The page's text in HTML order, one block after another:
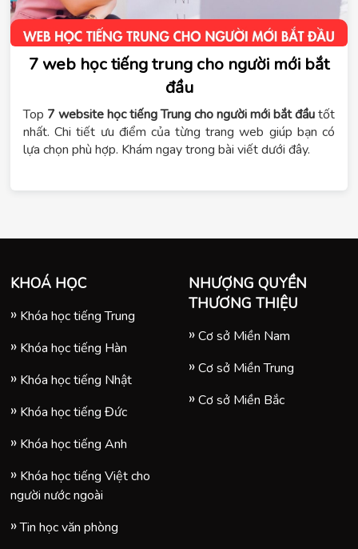
7 web học tiếng trung cho người mới bắt
đầu
Top 7 website học tiếng Trung cho người mới bắt đầutốt
nhất. Chi tiết ưu điểm của từng trang web giúp bạn có
lựa chọn phù hợp. Khám ngay trong bài viết dưới đây.
KHOÁ HỌC
Khóa học tiếng Trung
Khóa học tiếng Hàn
Khóa học tiếng Nhật
Khóa học tiếng Đức
Khóa học tiếng Anh
Khóa học tiếng Việt cho
người nước ngoài
Tin học văn phòng
NHƯỢNG QUYỀN
THƯƠNG THIỆU
Cơ sở Miền Nam
Cơ sở Miền Trung
Cơ sở Miền Bắc